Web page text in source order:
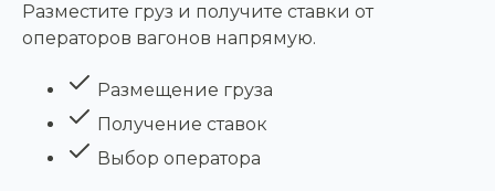
Разместите груз и получите ставки от
операторов вагонов напрямую.
Размещение груза
Получение ставок
Выбор оператора